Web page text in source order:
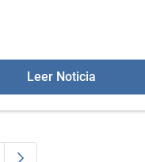
Eguna
Leer Noticia